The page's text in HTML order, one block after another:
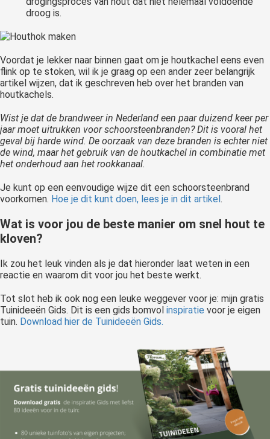
droog is.
Voordat je lekker naar binnen gaat om je houtkachel eens even
flink op te stoken, wil ik je graag op een ander zeer belangrijk
artikel wijzen, dat ik geschreven heb over het branden van
houtkachels.
Wist je dat de brandweer in Nederland een paar duizend keer per
jaar moet uitrukken voor schoorsteenbranden? Dit is vooral het
geval bij harde wind. De oorzaak van deze branden is echter niet
de wind, maar het gebruik van de houtkachel in combinatie met
het onderhoud aan het rookkanaal.
Je kunt op een eenvoudige wijze dit een schoorsteenbrand
voorkomen. Hoe je dit kunt doen, lees je in dit artikel .
Wat is voor jou de beste manier om snel hout te
kloven?
Ik zou het leuk vinden als je dat hieronder laat weten in een
reactie en waarom dit voor jou het beste werkt.
Tot slot heb ik ook nog een leuke weggever voor je: mijn gratis
Tuinideeën Gids. Dit is een gids bomvol inspiratie voor je eigen
tuin. Download hier de Tuinideeën Gids.